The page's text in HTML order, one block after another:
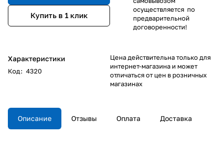
Купить в 1 клик
Характеристики
Код: 4320
осуществляется по
предварительной
договоренности!
Цена действительна только для
интернет-магазина и может
отличаться от цен в розничных
магазинах
Описание Отзывы Оплата Доставка